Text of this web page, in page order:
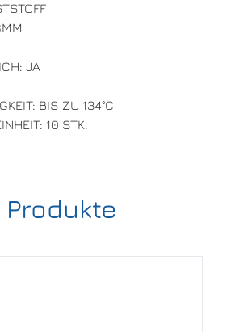
JA
BIS ZU 134°C
10 STK.